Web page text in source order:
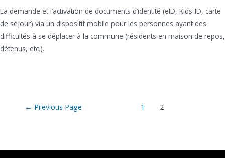
La demande et l’activation de documents d’identité (eID, Kids-ID, carte
de séjour) via un dispositif mobile pour les personnes ayant des
difficultés à se déplacer à la commune (résidents en maison de repos,
détenus, etc.).
← Previous Page 1 2